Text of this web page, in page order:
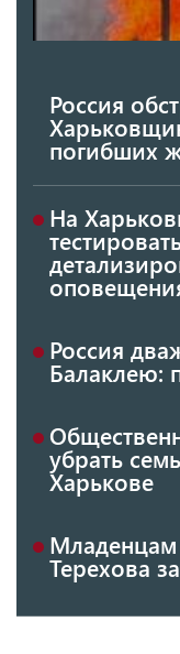
Россия
погибших
На
Россия
Балаклею:
убрать
Харькове
Терехова